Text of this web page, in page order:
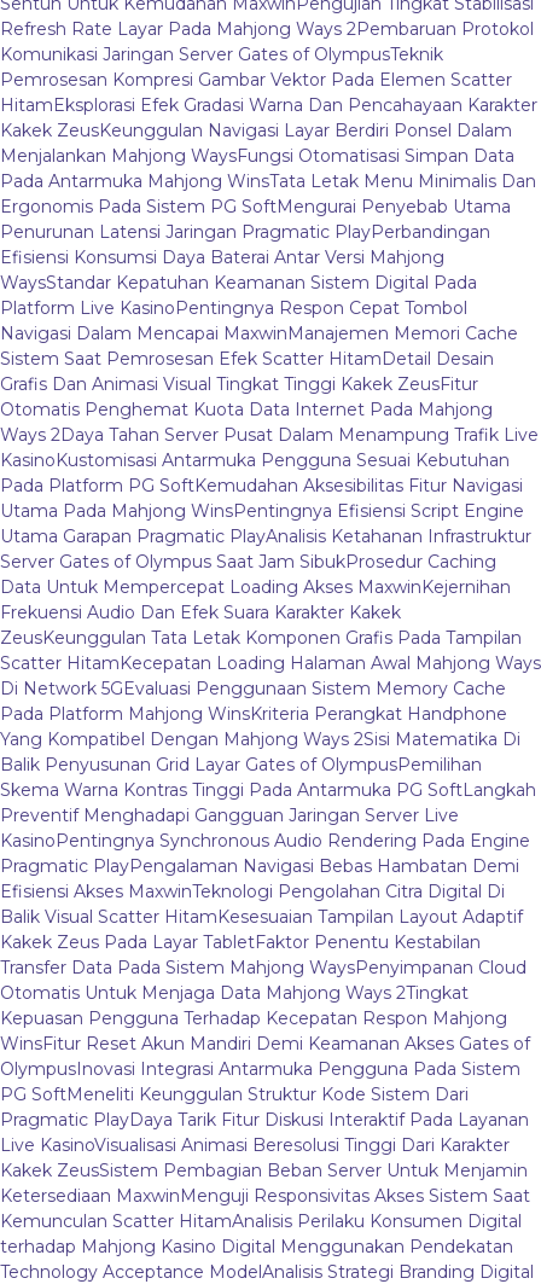
Refresh Rate Layar Pada Mahjong Ways 2Pembaruan Protokol
Komunikasi Jaringan Server Gates of OlympusTeknik
Pemrosesan Kompresi Gambar Vektor Pada Elemen Scatter
HitamEksplorasi Efek Gradasi Warna Dan Pencahayaan Karakter
Kakek ZeusKeunggulan Navigasi Layar Berdiri Ponsel Dalam
Menjalankan Mahjong WaysFungsi Otomatisasi Simpan Data
Pada Antarmuka Mahjong WinsTata Letak Menu Minimalis Dan
Ergonomis Pada Sistem PG SoftMengurai Penyebab Utama
Penurunan Latensi Jaringan Pragmatic PlayPerbandingan
Efisiensi Konsumsi Daya Baterai Antar Versi Mahjong
WaysStandar Kepatuhan Keamanan Sistem Digital Pada
Platform Live KasinoPentingnya Respon Cepat Tombol
Navigasi Dalam Mencapai MaxwinManajemen Memori Cache
Sistem Saat Pemrosesan Efek Scatter HitamDetail Desain
Grafis Dan Animasi Visual Tingkat Tinggi Kakek ZeusFitur
Otomatis Penghemat Kuota Data Internet Pada Mahjong
Ways 2Daya Tahan Server Pusat Dalam Menampung Trafik Live
KasinoKustomisasi Antarmuka Pengguna Sesuai Kebutuhan
Pada Platform PG SoftKemudahan Aksesibilitas Fitur Navigasi
Utama Pada Mahjong WinsPentingnya Efisiensi Script Engine
Utama Garapan Pragmatic PlayAnalisis Ketahanan Infrastruktur
Server Gates of Olympus Saat Jam SibukProsedur Caching
Data Untuk Mempercepat Loading Akses MaxwinKejernihan
Frekuensi Audio Dan Efek Suara Karakter Kakek
ZeusKeunggulan Tata Letak Komponen Grafis Pada Tampilan
Scatter HitamKecepatan Loading Halaman Awal Mahjong Ways
Di Network 5GEvaluasi Penggunaan Sistem Memory Cache
Pada Platform Mahjong WinsKriteria Perangkat Handphone
Yang Kompatibel Dengan Mahjong Ways 2Sisi Matematika Di
Balik Penyusunan Grid Layar Gates of OlympusPemilihan
Skema Warna Kontras Tinggi Pada Antarmuka PG SoftLangkah
Preventif Menghadapi Gangguan Jaringan Server Live
KasinoPentingnya Synchronous Audio Rendering Pada Engine
Pragmatic PlayPengalaman Navigasi Bebas Hambatan Demi
Efisiensi Akses MaxwinTeknologi Pengolahan Citra Digital Di
Balik Visual Scatter HitamKesesuaian Tampilan Layout Adaptif
Kakek Zeus Pada Layar TabletFaktor Penentu Kestabilan
Transfer Data Pada Sistem Mahjong WaysPenyimpanan Cloud
Otomatis Untuk Menjaga Data Mahjong Ways 2Tingkat
Kepuasan Pengguna Terhadap Kecepatan Respon Mahjong
WinsFitur Reset Akun Mandiri Demi Keamanan Akses Gates of
OlympusInovasi Integrasi Antarmuka Pengguna Pada Sistem
PG SoftMeneliti Keunggulan Struktur Kode Sistem Dari
Pragmatic PlayDaya Tarik Fitur Diskusi Interaktif Pada Layanan
Live KasinoVisualisasi Animasi Beresolusi Tinggi Dari Karakter
Kakek ZeusSistem Pembagian Beban Server Untuk Menjamin
Ketersediaan MaxwinMenguji Responsivitas Akses Sistem Saat
Kemunculan Scatter HitamAnalisis Perilaku Konsumen Digital
terhadap Mahjong Kasino Digital Menggunakan Pendekatan
Technology Acceptance ModelAnalisis Strategi Branding Digital